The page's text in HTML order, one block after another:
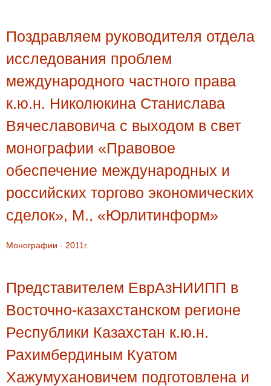
Поздравляем руководителя отдела
исследования проблем
международного частного права
к.ю.н. Николюкина Станислава
Вячеславовича с выходом в свет
монографии «Правовое
обеспечение международных и
российских торгово экономических
сделок», М., «Юрлитинформ»
Монографии - 2011г.
Представителем ЕврАзНИИПП в
Восточно-казахстанском регионе
Республики Казахстан к.ю.н.
Рахимбердиным Куатом
Хажумухановичем подготовлена и